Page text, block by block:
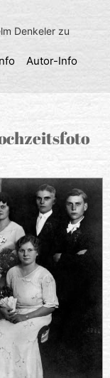
Denkeler zu
Autor-Info